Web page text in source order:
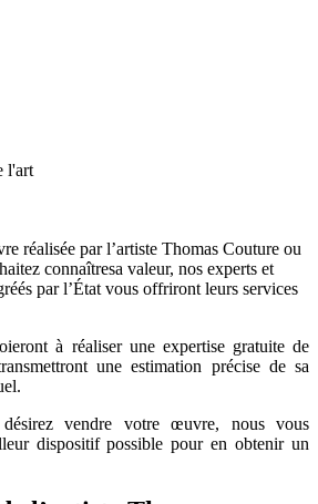
l'art
réalisée par l’artiste Thomas Couture ou
connaîtresa valeur, nos experts et
par l’État vous offriront leurs services
à réaliser une expertise gratuite de
une estimation précise de sa
vendre votre œuvre, nous vous
dispositif possible pour en obtenir un